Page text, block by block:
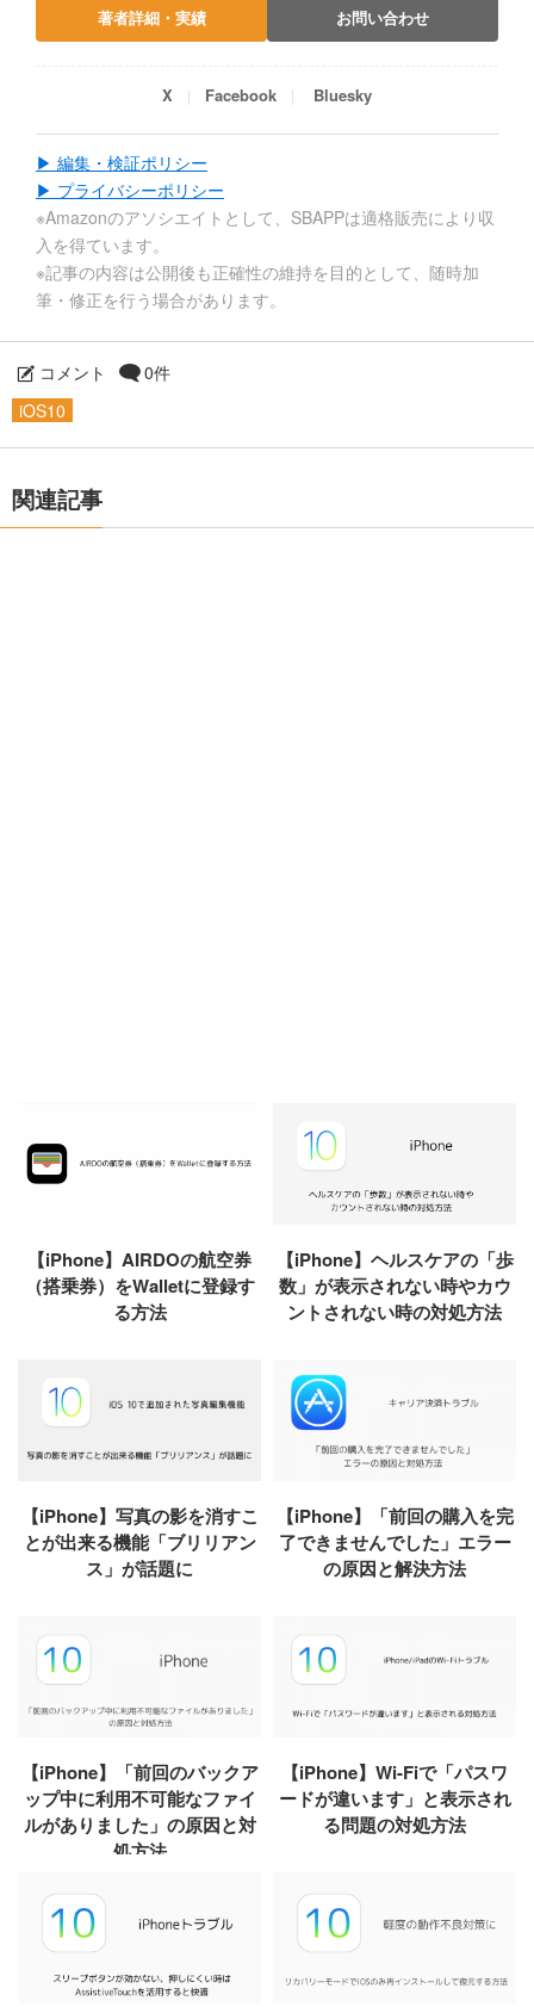
著者詳細・実績 お問い合わせ
X Facebook Bluesky
▶ 編集・検証ポリシー
▶ プライバシーポリシー
※Amazonのアソシエイトとして、SBAPPは適格販売により収
入を得ています。
※記事の内容は公開後も正確性の維持を目的として、随時加
筆・修正を行う場合があります。
コメント
0件
iOS10
関連記事
【iPhone】AIRDOの航空券
（搭乗券）をWalletに登録す
る方法
【iPhone】ヘルスケアの「歩
数」が表示されない時やカウ
ントされない時の対処方法
【iPhone】写真の影を消すこ
とが出来る機能「ブリリアン
ス」が話題に
【iPhone】「前回の購入を完
了できませんでした」エラー
の原因と解決方法
【iPhone】「前回のバックア
ップ中に利用不可能なファイ
ルがありました」の原因と対
処方法
【iPhone】Wi-Fiで「パスワ
ードが違います」と表示され
る問題の対処方法